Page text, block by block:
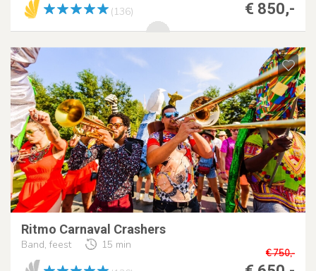
€ 850,-
(136)
Ritmo Carnaval Crashers
Band, feest 15 min
€ 750,-